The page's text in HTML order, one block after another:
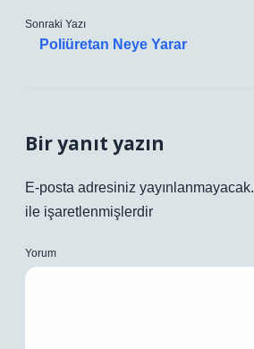
Sonraki Yazı
Poliüretan Neye Yarar
Bir yanıt yazın
E-posta adresiniz yayınlanmayacak.
ile işaretlenmişlerdir
Yorum